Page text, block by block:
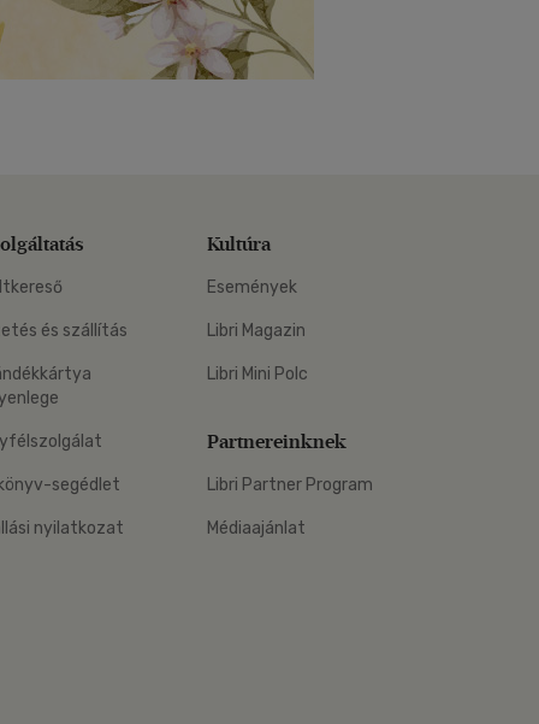
és szállítás
segédlet
nyilatkozat
Kultúra
Események
Libri Magazin
Libri Mini Polc
Partnereinknek
Libri Partner Program
Médiaajánlat